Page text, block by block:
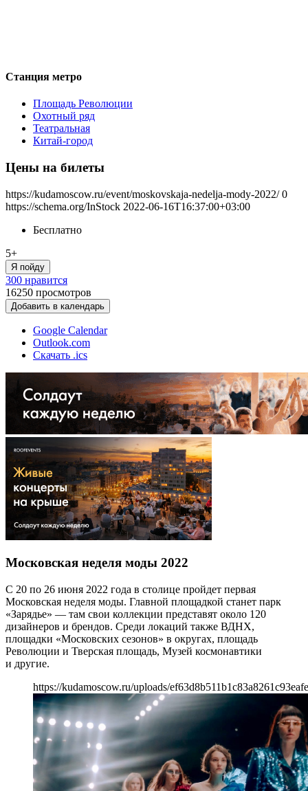
Станция метро
Площадь Революции
Охотный ряд
Театральная
Китай-город
Цены на билеты
https://kudamoscow.ru/event/moskovskaja-nedelja-mody-2022/ 0
https://schema.org/InStock 2022-06-16T16:37:00+03:00
Бесплатно
5+
Я пойду
300 нравится
16250 просмотров
Добавить в календарь
Google Calendar
Outlook.com
Скачать .ics
Московская неделя моды 2022
С 20 по 26 июня 2022 года в столице пройдет первая
Московская неделя моды. Главной площадкой станет парк
«Зарядье» — там свои коллекции представят около 120
дизайнеров и брендов. Среди локаций также ВДНХ,
площадки «Московских сезонов» в округах, площадь
Революции и Тверская площадь, Музей космонавтики
и другие.
https://kudamoscow.ru/uploads/